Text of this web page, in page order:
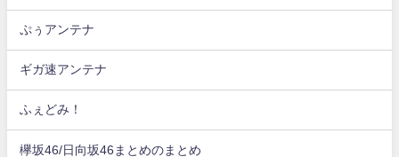
ぷぅアンテナ
ギガ速アンテナ
ふぇどみ！
欅坂46/日向坂46まとめのまとめ